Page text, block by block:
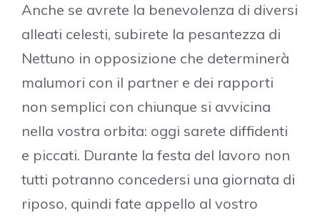
Anche se avrete la benevolenza di diversi
alleati celesti, subirete la pesantezza di
Nettuno in opposizione che determinerà
malumori con il partner e dei rapporti
non semplici con chiunque si avvicina
nella vostra orbita: oggi sarete diffidenti
e piccati. Durante la festa del lavoro non
tutti potranno concedersi una giornata di
riposo, quindi fate appello al vostro